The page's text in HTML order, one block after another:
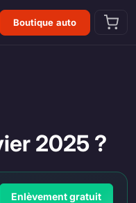
Boutique auto
2025 ?
Enlèvement gratuit